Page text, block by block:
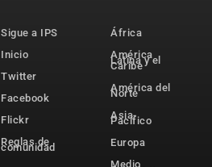
Sigue a IPS
Inicio
Twitter
Facebook
Flickr
Reglas de
comunidad
África
América
Latina y el
Caribe
América del
Norte
Asia-
Pacífico
Europa
Medio